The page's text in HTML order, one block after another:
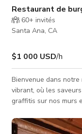
Restaurant de
60+ invités
Santa Ana, CA
$1 000 USD/h
Bienvenue dans
vibrant, où les
graffitis sur nos murs
conçue pour éveiller